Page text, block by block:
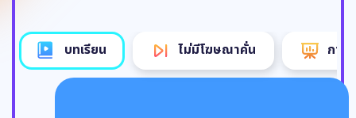
บทเรียน ไม่มีโฆษณาคั่น การ